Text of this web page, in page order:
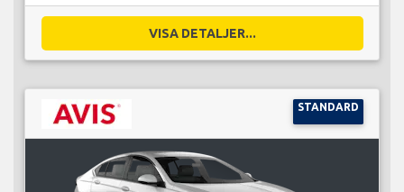
VISA DETALJER...
STANDARD